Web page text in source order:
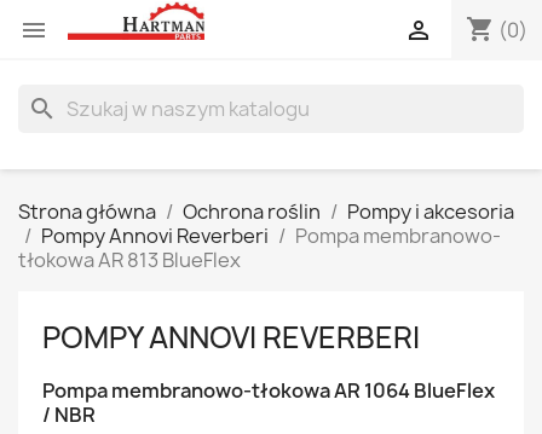
 shopping_cart (0)

search
Strona główna Ochrona roślin
Pompy i akcesoria
Pompy Annovi Reverberi
Pompa membranowo-
tłokowa AR 813 BlueFlex
POMPY ANNOVI REVERBERI
Pompa membranowo-tłokowa AR 1064 BlueFlex
/ NBR